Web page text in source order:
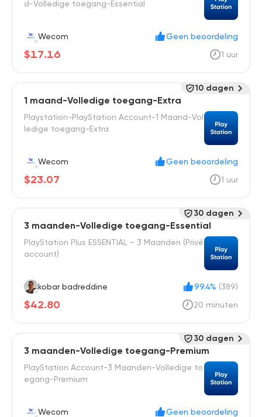
d-Volledige toegang-Essential
Wecom Geen beoordeling
$17.16 1 uur
1 maand-Volledige toegang-Extra
Playstation-PlayStation Account-1 Maand-Vol
ledige toegang-Extra
Wecom Geen beoordeling
$23.07 1 uur
10 dagen
3 maanden-Volledige toegang-Essential
PlayStation Plus ESSENTIAL – 3 Maanden (Privé
account)
kobar badreddine 99.4% (389)
$42.80 20 minuten
30 dagen
3 maanden-Volledige toegang-Premium
PlayStation Account-3 Maanden-Volledige to
egang-Premium
Wecom Geen beoordeling
30 dagen